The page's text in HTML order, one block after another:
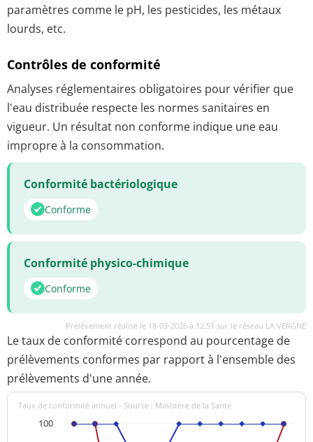
paramètres comme le pH, les pesticides, les métaux
lourds, etc.
Contrôles de conformité
Analyses réglementaires obligatoires pour vérifier que
l'eau distribuée respecte les normes sanitaires en
vigueur. Un résultat non conforme indique une eau
impropre à la consommation.
Conformité bactériologique
Conforme
Conformité physico-chimique
Conforme
Prélèvement réalisé le 18-03-2026 à 12:51 sur le réseau LA VERGNE
Le taux de conformité correspond au pourcentage de
prélèvements conformes par rapport à l'ensemble des
prélèvements d'une année.
Taux de conformité annuel - Source : Ministère de la Santé
100